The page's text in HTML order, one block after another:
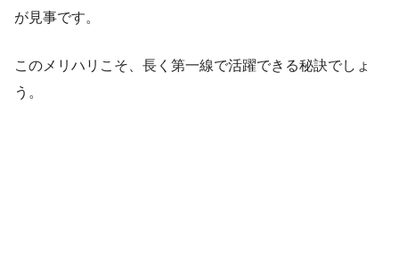
が見事です。
このメリハリこそ、長く第一線で活躍できる秘訣でしょ
う。